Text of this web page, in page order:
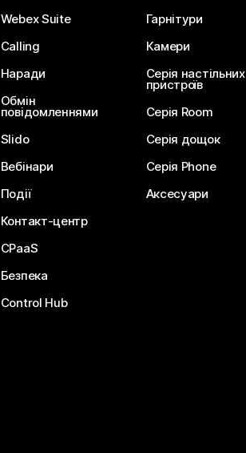
Webex Suite
Calling
Наради
Обмін
повідомленнями
Slido
Вебінари
Події
Контакт-центр
CPaaS
Безпека
Control Hub
Гарнітури
Камери
Серія настільних
пристроїв
Серія Room
Серія дощок
Серія Phone
Аксесуари